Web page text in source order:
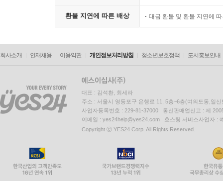
환불 지연에 따른 배상 대금 환불 및 환불 지연에
회사소개 인재채용 이용약관 개인정보처리방침 청소년보호정책 도서홍보안내
대표 : 김석환, 최세라
주소 : 서울시 영등포구 은행로 11, 5층~6층(여의도동,일신
사업자등록번호 : 229-81-37000 통신판매업신고 : 제
이메일 : yes24help@yes24.com 호스팅 서비스사업자 :
Copyright ⓒ YES24 Corp. All Rights Reserved.